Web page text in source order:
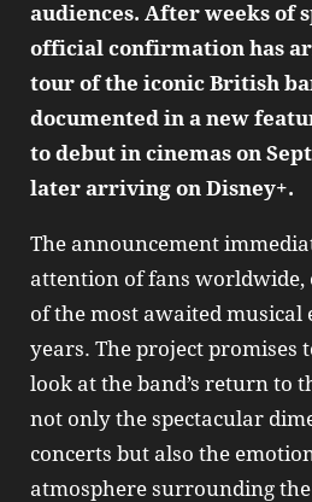
audiences. After weeks of
official confirmation has
tour of the iconic British
documented in a new
to debut in cinemas on
later arriving on Disney+.
The announcement
attention of fans worldwide,
of the most awaited musical
years. The project promises
look at the band’s return to
not only the spectacular
concerts but also the
atmosphere surrounding